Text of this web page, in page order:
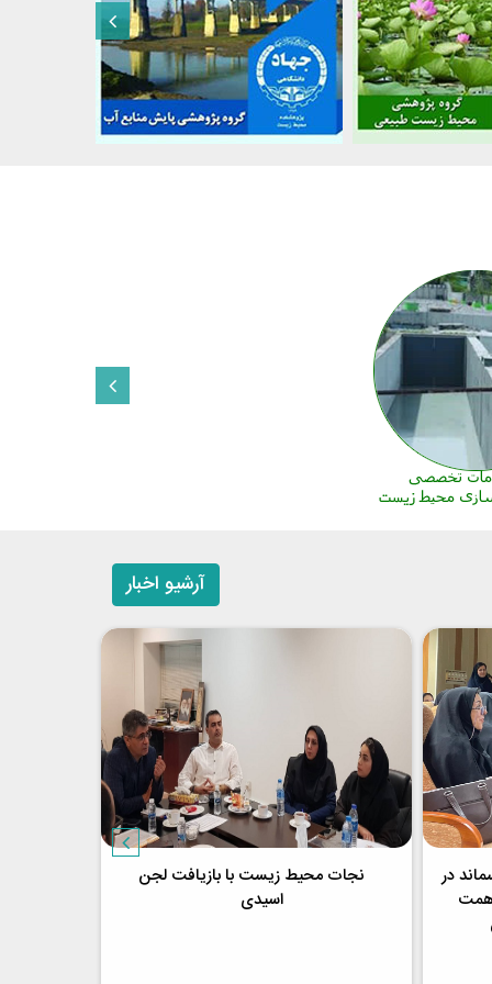
آرشیو اخبار
نجات محیط زیست با بازیافت لجن
اسیدی
در
به همت